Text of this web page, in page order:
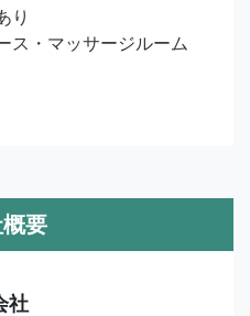
り
ス・マッサージルーム
要
社